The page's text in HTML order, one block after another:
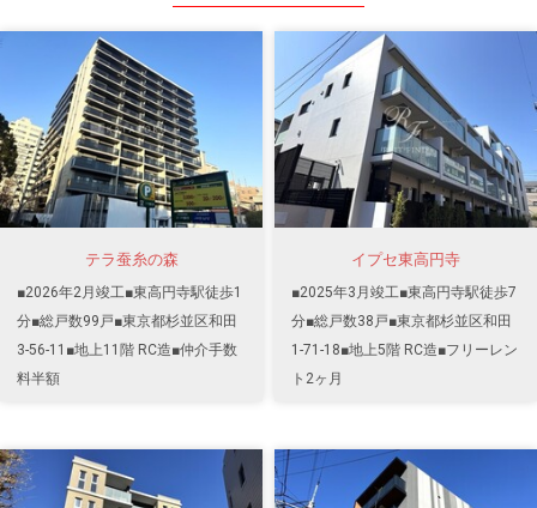
テラ蚕糸の森
■2026年2月竣工■東高円寺駅徒歩1
分■総戸数99戸■東京都杉並区和田
3-56-11■地上11階 RC造■仲介手数
料半額
イプセ東高円寺
■2025年3月竣工■東高円寺駅徒歩7
分■総戸数38戸■東京都杉並区和田
1-71-18■地上5階 RC造■フリーレン
ト2ヶ月